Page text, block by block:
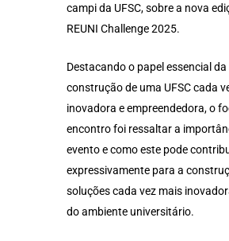
campi da UFSC, sobre a nova
REUNI Challenge 2025.
Destacando o papel essencial da
construção de uma UFSC cada
inovadora e empreendedora, o
encontro foi ressaltar a
evento e como este pode
expressivamente para a
soluções cada vez mais
do ambiente universitário.